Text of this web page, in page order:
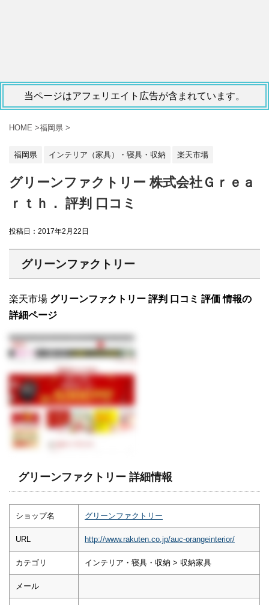
当ページはアフェリエイト広告が含まれています。
HOME >福岡県 >
福岡県 インテリア（家具）・寝具・収納 楽天市場
グリーンファクトリー 株式会社Ｇｒｅａ
ｒｔｈ． 評判 口コミ
投稿日： 2017年2月22日
グリーンファクトリー
楽天市場 グリーンファクトリー 評判 口コミ 評価 情報の
詳細ページ
グリーンファクトリー 詳細情報
ショップ名 グリーンファクトリー
URL http://www.rakuten.co.jp/auc-orangeinterior/
カテゴリ インテリア・寝具・収納 > 収納家具
メール